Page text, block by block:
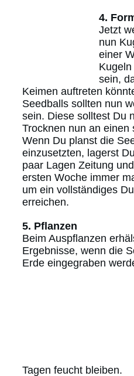
4.
Jetzt
nun
einer
sein,
Keimen auftreten
Seedballs sollten nun
sein. Diese solltest Du
Trocknen nun an einen
Wenn Du planst die
einzusetzten, lagerst
paar Lagen Zeitung
ersten Woche immer
um ein vollständiges
erreichen.
5. Pflanzen
Beim Auspflanzen
Ergebnisse, wenn die
Erde eingegraben
Tagen feucht bleiben.